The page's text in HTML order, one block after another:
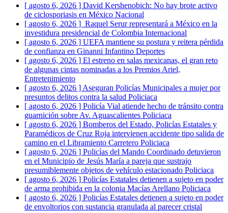
[ agosto 6, 2026 ] David Kershenobich: No hay brote activo
de ciclosporiasis en México Nacional
[ agosto 6, 2026 ] Raquel Serur representará a México en la
investidura presidencial de Colombia Internacional
[ agosto 6, 2026 ] UEFA mantiene su postura y reitera pérdida
de confianza en Ginanni Infantino Deportes
[ agosto 6, 2026 ] El estreno en salas mexicanas, el gran reto
de algunas cintas nominadas a los Premios Ariel,
Entretenimiento
[ agosto 6, 2026 ] Aseguran Policías Municipales a mujer por
presuntos delitos contra la salud Policiaca
[ agosto 6, 2026 ] Policía Vial atiende hecho de tránsito contra
guarnición sobre Av. Aguascalientes Policiaca
[ agosto 6, 2026 ] Bomberos del Estado, Policías Estatales y
Paramédicos de Cruz Roja intervienen accidente tipo salida de
camino en el Libramiento Carretero Policiaca
[ agosto 6, 2026 ] Policías del Mando Coordinado detuvieron
en el Municipio de Jesús María a pareja que sustrajo
presumiblemente objetos de vehículo estacionado Policiaca
[ agosto 6, 2026 ] Policías Estatales detienen a sujeto en poder
de arma prohibida en la colonia Macías Arellano Policiaca
[ agosto 6, 2026 ] Policías Estatales detienen a sujeto en poder
de envoltorios con sustancia granulada al parecer cristal